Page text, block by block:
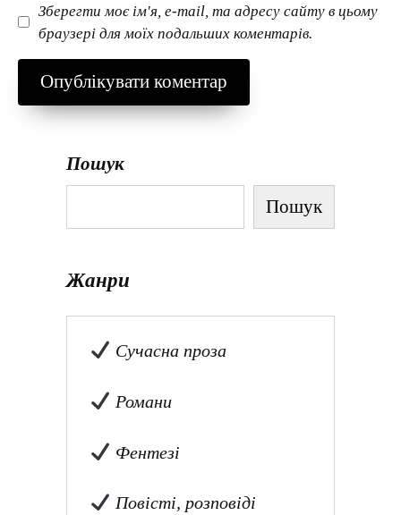
Зберегти моє ім'я, e-mail, та адресу сайту в цьому
браузері для моїх подальших коментарів.
Пошук
Пошук
Жанри
Сучасна проза
Романи
Фентезі
Повісті, розповіді